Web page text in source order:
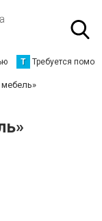
Т Требуется